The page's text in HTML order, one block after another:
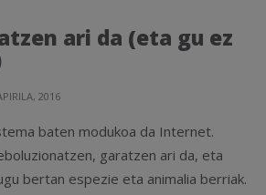
ari da (eta gu ez
2016
baten modukoa da Internet.
garatzen ari da, eta
bertan espezie eta animalia berriak.